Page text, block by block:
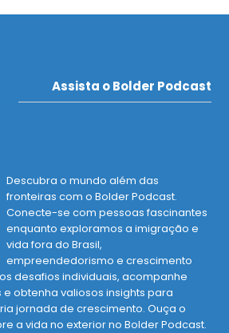
Assista o Bolder Podcast
Descubra o mundo além das
fronteiras com o Bolder Podcast.
Conecte-se com pessoas fascinantes
enquanto exploramos a imigração e
vida fora do Brasil,
empreendedorismo e crescimento
desafios individuais, acompanhe
obtenha valiosos insights para
jornada de crescimento. Ouça o
a vida no exterior no Bolder Podcast.